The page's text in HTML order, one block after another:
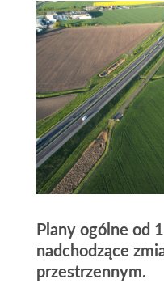
niezbędny.
Plany ogólne od
nadchodzące
przestrzennym.